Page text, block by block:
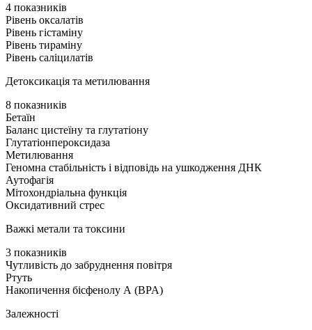
4 показників
Рівень оксалатів
Рівень гістаміну
Рівень тираміну
Рівень саліцилатів
Детоксикація та метилювання
8 показників
Бетаїн
Баланс цистеїну та глутатіону
Глутатіонпероксидаза
Метилювання
Геномна стабільність і відповідь на ушкодження ДНК
Аутофагія
Мітохондріальна функція
Оксидативний стрес
Важкі метали та токсини
3 показників
Чутливість до забруднення повітря
Ртуть
Накопичення бісфенолу А (BPA)
Залежності